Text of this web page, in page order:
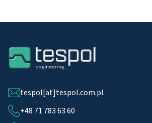
tespol[at]tespol.com.pl
+48 71 783 63 60